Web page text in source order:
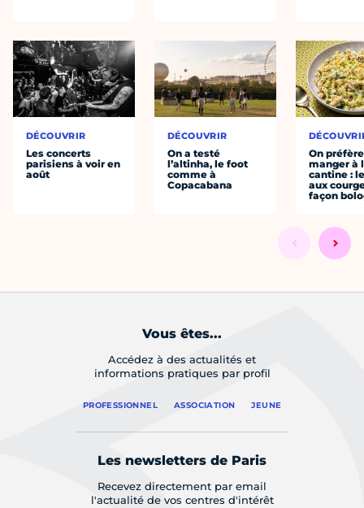
DÉCOUVRIR
Les concerts
parisiens à voir en
août
DÉCOUVRIR
On a testé
l’altinha, le foot
comme à
Copacabana
On préfère
manger à
cantine :
aux
façon
Vous êtes...
Accédez à des actualités et
informations pratiques par profil
PROFESSIONNEL ASSOCIATION JEUNE
Les newsletters de Paris
Recevez directement par email
l'actualité de vos centres d'intérêt